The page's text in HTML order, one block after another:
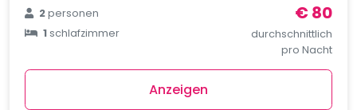
2personen
1schlafzimmer
€ 80
durchschnittlich
pro Nacht
Anzeigen